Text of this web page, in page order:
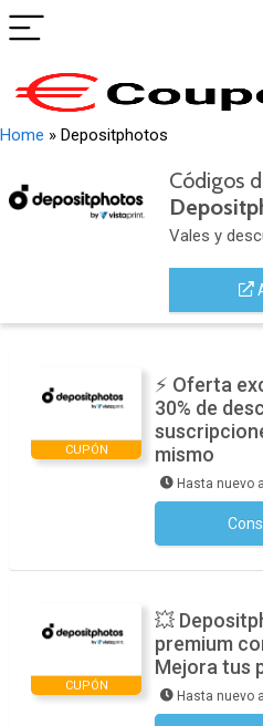
Home » Depositphotos
Códigos
Vales y
CUPÓN
⚡ Oferta
30% de
mismo
Hasta nuevo
CUPÓN
💥
premium
Mejora tus
Hasta nuevo